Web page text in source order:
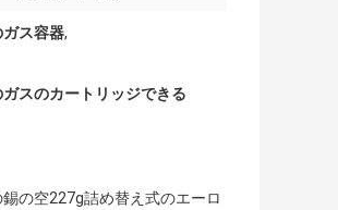
ス容器,
スのカートリッジできる
の空227g詰め替え式のエーロ